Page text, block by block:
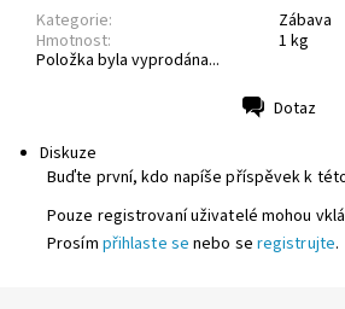
Kategorie:
Zábava
Hmotnost:
1 kg
Položka byla vyprodána...
Dotaz
Diskuze
Buďte první, kdo napíše příspěvek k
Pouze registrovaní uživatelé mohou
Prosím přihlaste se nebo se registrujte.